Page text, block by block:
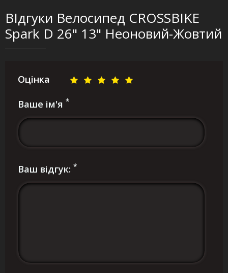
ВІдгуки Велосипед CROSSBIKE
Spark D 26" 13" Неоновий-Жовтий
Оцінка
Ваше ім'я *
Ваш відгук: *